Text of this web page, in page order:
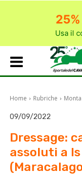
25%
Usa il
Home Rubriche
09/09/2022
Dressage:
assoluti a